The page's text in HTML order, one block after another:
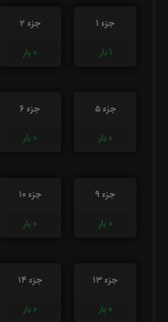
جزء 1
1 بار
جزء 2
0 بار
جزء 5
0 بار
جزء 6
0 بار
جزء 9
0 بار
جزء 10
0 بار
جزء 13
0 بار
جزء 14
0 بار